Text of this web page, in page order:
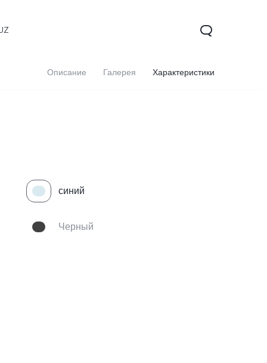
V60 5G
Описание Галерея Характеристики
синий
Черный